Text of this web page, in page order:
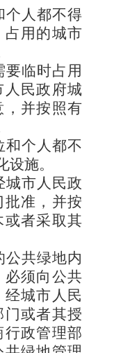
人都不得
占用的城市
要临时占用
民政府城
，并按照有
个人都不
施。
城市人民政
批准，并按
或者采取其
共绿地内
须向公共
城市人民
或者其授
政管理部